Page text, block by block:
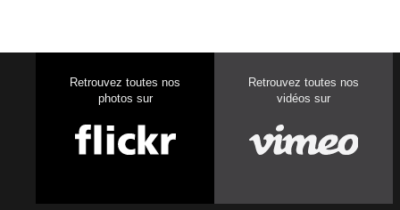
Retrouvez toutes nos
vidéos sur
Retrouvez toutes nos
photos sur